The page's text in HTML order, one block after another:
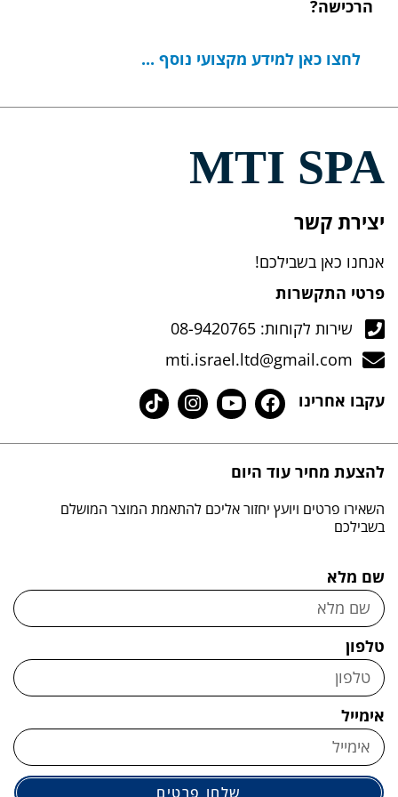
הרכישה?
לחצו כאן למידע מקצועי נוסף ...
יצירת קשר
אנחנו כאן בשבילכם!
MTI SPA
פרטי התקשרות
שירות לקוחות: 08-9420765
mti.israel.ltd@gmail.com
עקבו אחרינו
להצעת מחיר עוד היום
השאירו פרטים ויועץ יחזור אליכם להתאמת המוצר המושלם
בשבילכם
שם מלא
טלפון
אימייל
שלחו פרטים